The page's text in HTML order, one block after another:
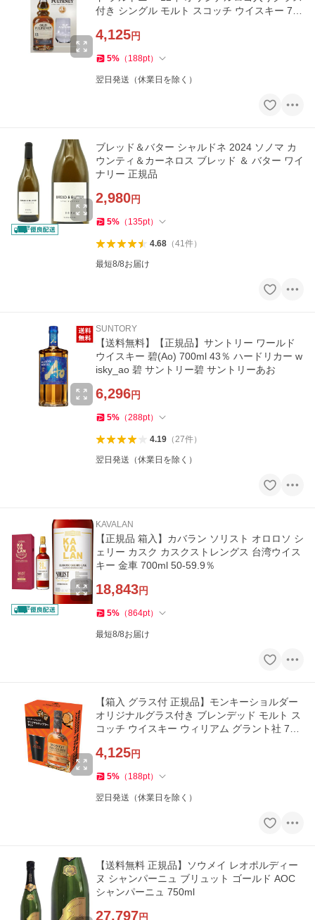
付き シングル モルト スコッチ ウイスキー 700
4,125円
5% （ 188pt）
翌日発送（休業日を除く）
ブレッド＆バター シャルドネ 2024 ソノマ カ
ウンティ＆カーネロス ブレッド ＆ バター ワイ
ナリー 正規品
2,980円
5% （ 135pt）
4.68（41件）
最短8/8お届け
SUNTORY
【送料無料】【正規品】サントリー ワールド
ウイスキー 碧(Ao) 700ml 43％ ハードリカー w
isky_ao 碧 サントリー碧 サントリーあお
6,296円
5% （288pt）
4.19（27件）
翌日発送（休業日を除く）
KAVALAN
【正規品 箱入】カバラン ソリスト オロロソ シ
ェリー カスク カスクストレングス 台湾ウイス
キー 金車 700ml 50-59.9％
18,843円
5% （864pt）
最短8/8お届け
【箱入 グラス付 正規品】モンキーショルダー
オリジナルグラス付き ブレンデッド モルト ス
コッチ ウイスキー ウィリアム グラント社 700
4,125円
5% （ 188pt）
翌日発送（休業日を除く）
【送料無料 正規品】ソウメイ レオポルディー
ヌ シャンパーニュ ブリュット ゴールド AOC
シャンパーニュ 750ml
27,797円